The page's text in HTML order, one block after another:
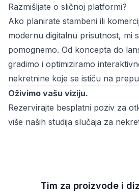
Razmišljate o sličnoj platformi?
Ako planirate stambeni ili
modernu digitalnu prisutnost, mi
pomognemo. Od koncepta do
gradimo i optimiziramo
nekretnine koje se ističu na
Oživimo vašu viziju.
Rezervirajte besplatni poziv za
više naših studija slučaja za
Tim za proizvode i